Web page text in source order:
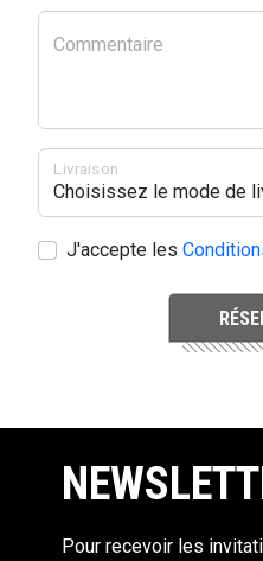
Commentaire
Livraison
J'accepte les
Pour recevoir les